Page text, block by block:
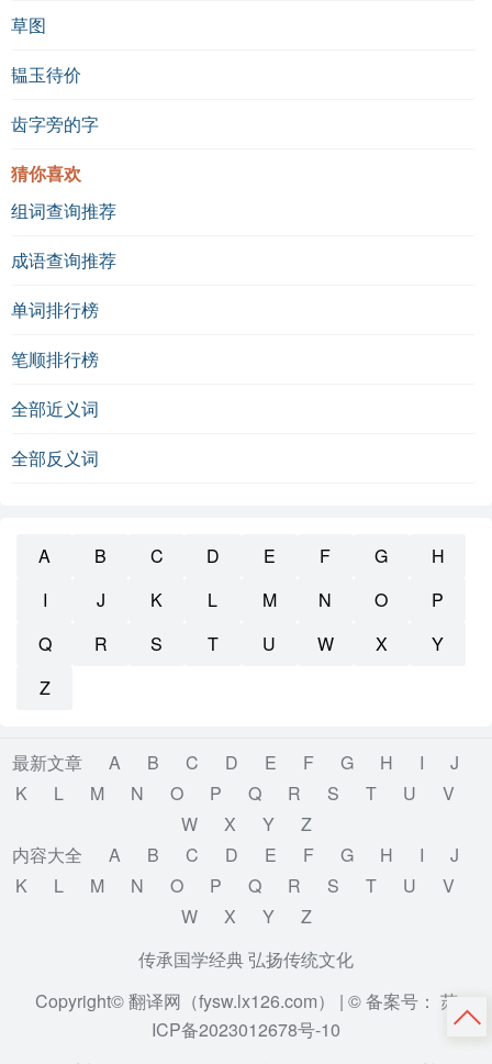
草图
韫玉待价
齿字旁的字
猜你喜欢
组词查询推荐
成语查询推荐
单词排行榜
笔顺排行榜
全部近义词
全部反义词
A B C D E F G
H
I
J K L M N O
P
Q
R S T U W X
Y
Z
最新文章 A B C D E F G H I
J
K
L M N O P Q R S T U
V
W
X Y
Z
内容大全
A B C D E F G H I
J
K
L M N O P Q R S T U
V
W
X Y
Z
传承国学经典 弘扬传统文化
Copyright© 翻译网（fysw.lx126.com） | © 备案号： 苏
ICP备2023012678号-10